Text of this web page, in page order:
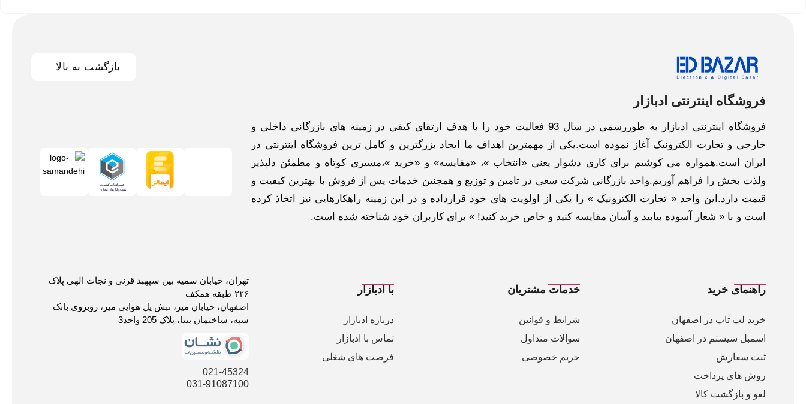
بازگشت به بالا
فروشگاه اینترنتی ادبازار
فروشگاه اینترنتی ادبازار به طوررسمی در سال 93 فعالیت خود را با هدف ارتقای کیفی در زمینه های بازرگانی داخلی و
خارجی و تجارت الکترونیک آغاز نموده است.یکی از مهمترین اهداف ما ایجاد بزرگترین و کامل ترین فروشگاه اینترنتی در
ایران است.همواره می کوشیم برای کاری دشوار یعنی «انتخاب »، «مقایسه» و «خرید »،مسیری کوتاه و مطمئن دلپذیر
ولذت بخش را فراهم آوریم.واحد بازرگانی شرکت سعی در تامین و توزیع و همچنین خدمات پس از فروش با بهترین کیفیت و
قیمت دارد.این واحد « تجارت الکترونیک » را یکی از اولویت های خود قرارداده و در این زمینه راهکارهایی نیز اتخاذ کرده
است و با « شعار آسوده بیابید و آسان مقایسه کنید و خاص خرید کنید! » برای کاربران خود شناخته شده است.
راهنمای خرید
خرید لپ تاپ در اصفهان
اسمبل سیستم در اصفهان
ثبت سفارش
روش های پرداخت
لغو و بازگشت کالا
خدمات مشتریان
شرایط و قوانین
سوالات متداول
حریم خصوصی
با ادبازار
درباره ادبازار
تماس با ادبازار
فرصت های شغلی
تهران، خیابان سمیه بین سپهبد قرنی و نجات الهی پلاک
۲۲۶ طبقه همکف
اصفهان، خیابان میر، نبش پل هوایی میر، روبروی بانک
سپه، ساختمان بیتا، پلاک 205 واحد3
021-45324
031-91087100